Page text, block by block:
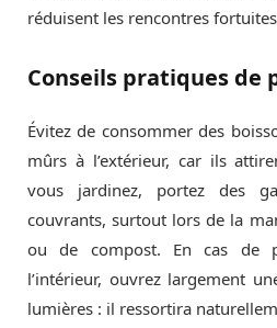
réduisent les rencontres
Conseils pratiques de
Évitez de consommer des
mûrs à l’extérieur, car ils
vous jardinez, portez des
couvrants, surtout lors de la
ou de compost. En cas de
l’intérieur, ouvrez largement
lumières : il ressortira